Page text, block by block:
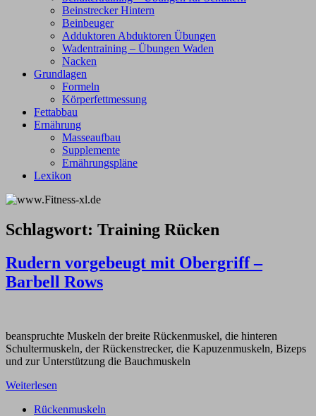
Beinstrecker Hintern
Beinbeuger
Adduktoren Abduktoren Übungen
Wadentraining – Übungen Waden
Nacken
Grundlagen
Formeln
Körperfettmessung
Fettabbau
Ernährung
Masseaufbau
Supplemente
Ernährungspläne
Lexikon
Schlagwort: Training Rücken
Rudern vorgebeugt mit Obergriff –
Barbell Rows
beanspruchte Muskeln der breite Rückenmuskel, die hinteren
Schultermuskeln, der Rückenstrecker, die Kapuzenmuskeln, Bizeps
und zur Unterstützung die Bauchmuskeln
Weiterlesen
Rückenmuskeln